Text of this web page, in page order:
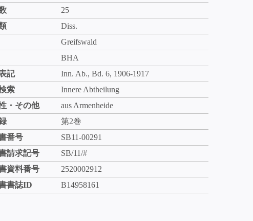
25
Diss.
Greifswald
BHA
記
Inn. Ab., Bd. 6, 1906-1917
索
Innere Abtheilung
・その他
aus Armenheide
第2巻
番号
SB11-00291
請求記号
SB/11/#
資料番号
2520002912
書誌ID
B14958161